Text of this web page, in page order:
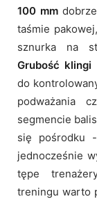
100 mmdobrze
taśmie
sznurka na
Grubość klingi
do
podważania
segmencie
się pośrodku
jednocześnie
tępe
treningu warto